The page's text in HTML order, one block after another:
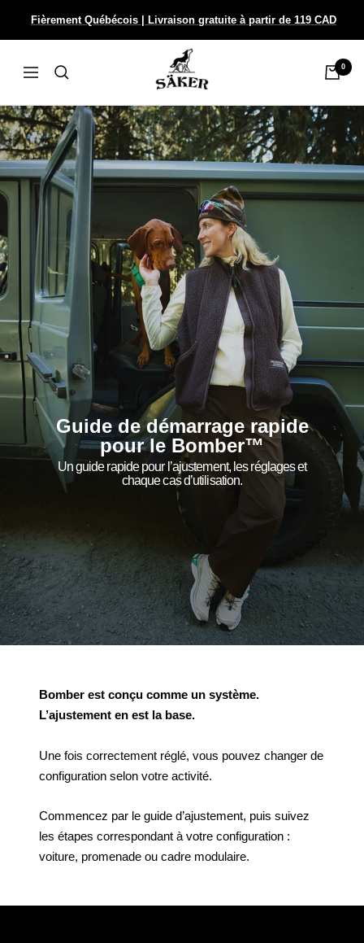
Fièrement Québécois | Livraison gratuite à partir de 119 CAD
Navigation
Säker
0
Guide de démarrage rapide
pour le Bomber™
Un guide rapide pour l’ajustement, les réglages et
chaque cas d’utilisation.
Bomber est conçu comme un système.
L’ajustement en est la base.
Une fois correctement réglé, vous pouvez changer de
configuration selon votre activité.
Commencez par le guide d’ajustement, puis suivez
les étapes correspondant à votre configuration :
voiture, promenade ou cadre modulaire.